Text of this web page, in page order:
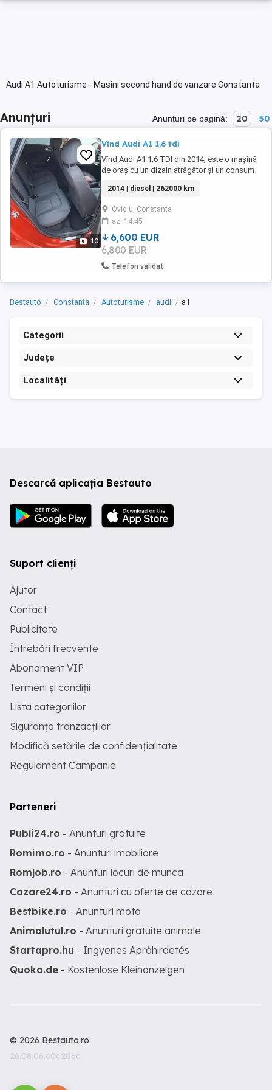
Audi A1 Autoturisme - Masini second hand de vanzare Constanta
Anunțuri Anunțuri pe pagină: 20 50
10
Vînd Audi A1 1.6 tdi
Vînd Audi A1 1.6 TDI din 2014, este o mașină
de oraș cu un dizain atrăgător și un consum
schimbată în ianuarie 2026 la 248000 de km,în
stare foarte bună,țin să menționez că
întreținerea am făcut-o la 10.000km,iar
motorul este într-o stare foarte bună.
2014 | diesel | 262000 km
Ovidiu, Constanta
azi 14:45
6,600 EUR
6,800 EUR
Telefon validat
Bestauto Constanta Autoturisme audi a1
Categorii
Județe
Localități
Descarcă aplicația Bestauto
Suport clienți
Ajutor
Contact
Publicitate
Întrebări frecvente
Abonament VIP
Termeni și condiții
Lista categoriilor
Siguranța tranzacțiilor
Modifică setările de confidențialitate
Regulament Campanie
Parteneri
Publi24.ro - Anunturi gratuite
Romimo.ro - Anunturi imobiliare
Romjob.ro - Anunturi locuri de munca
Cazare24.ro - Anunturi cu oferte de cazare
Bestbike.ro - Anunturi moto
Animalutul.ro - Anunturi gratuite animale
Startapro.hu - Ingyenes Apróhirdetés
Quoka.de - Kostenlose Kleinanzeigen
© 2026 Bestauto.ro
26.08.06.c0c206c